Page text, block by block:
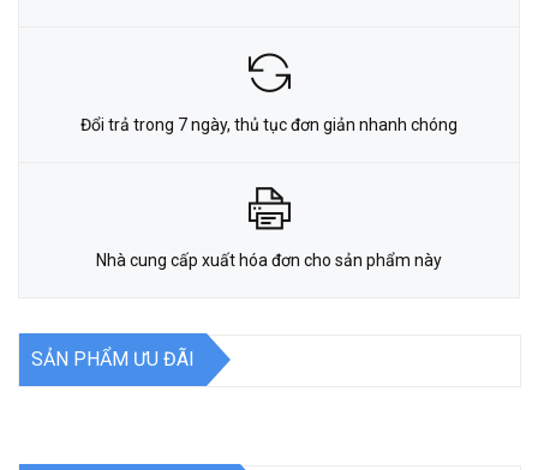
Đổi trả trong 7 ngày, thủ tục đơn giản nhanh chóng
Nhà cung cấp xuất hóa đơn cho sản phẩm này
SẢN PHẨM ƯU ĐÃI